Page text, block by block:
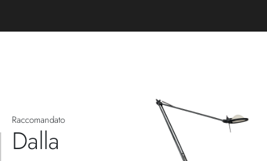
Raccomandato
Dalla